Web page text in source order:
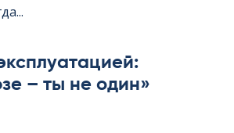
– ты не один»